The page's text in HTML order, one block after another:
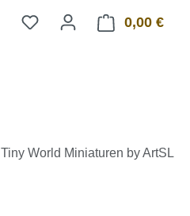
0,00 €
Tiny World Miniaturen by ArtSL